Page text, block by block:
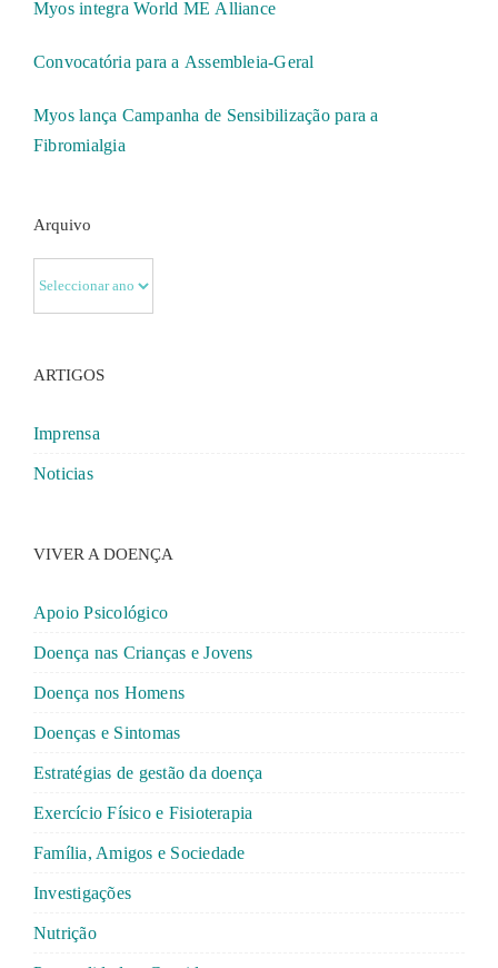
Myos integra World ME Alliance
Convocatória para a Assembleia-Geral
Myos lança Campanha de Sensibilização para a
Fibromialgia
Arquivo
ARTIGOS
Imprensa
Noticias
VIVER A DOENÇA
Apoio Psicológico
Doença nas Crianças e Jovens
Doença nos Homens
Doenças e Sintomas
Estratégias de gestão da doença
Exercício Físico e Fisioterapia
Família, Amigos e Sociedade
Investigações
Nutrição